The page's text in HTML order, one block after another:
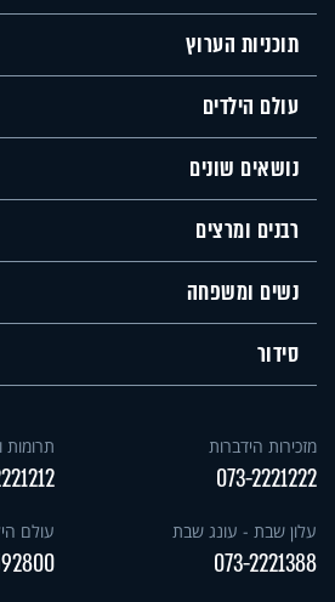
תוכניות הערוץ
עולם הילדים
נושאים שונים
רבנים ומרצים
נשים ומשפחה
סידור
מזכירות הידברות
073-2221222
תרומות
עלון שבת - עונג שבת
073-2221388
עולם